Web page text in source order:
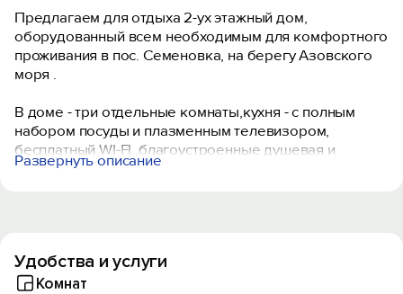
Предлагаем для отдыха 2-ух этажный дом,
оборудованный всем необходимым для комфортного
проживания в пос. Семеновка, на берегу Азовского
моря .
В доме - три отдельные комнаты,кухня - с полным
набором посуды и плазменным телевизором,
бесплатный WI-FI ,благоустроенные душевая и
туалет,на втором этаже- просторная комната , уютный
Территория огорожена высоким забором и выложена
плиткой.
Развернуть описание
Удобства и услуги
Комнат